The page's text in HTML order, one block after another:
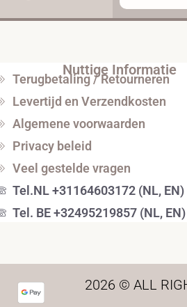
Nuttige Informatie
Terugbetaling / Retourneren
Levertijd en Verzendkosten
Algemene voorwaarden
Privacy beleid
Veel gestelde vragen
Tel.NL +31164603172 (NL, EN)
Tel. BE +32495219857 (NL, EN)
2026 © ALL